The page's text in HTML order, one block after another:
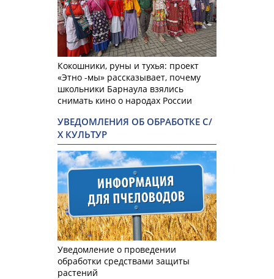
Кокошники, руны и тухья: проект
«Этно -мы» рассказывает, почему
школьники Барнаула взялись
снимать кино о народах России
УВЕДОМЛЕНИЯ ОБ ОБРАБОТКЕ С/
Х КУЛЬТУР
Уведомление о проведении
обработки средствами защиты
растений